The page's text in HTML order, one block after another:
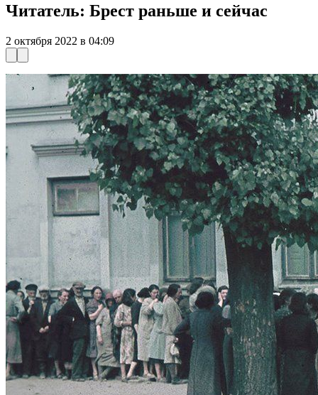
Читатель: Брест раньше и сейчас
2 октября 2022 в 04:09